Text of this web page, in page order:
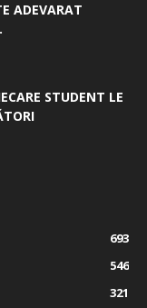
ADEVARAT
STUDENT LE
693
546
321